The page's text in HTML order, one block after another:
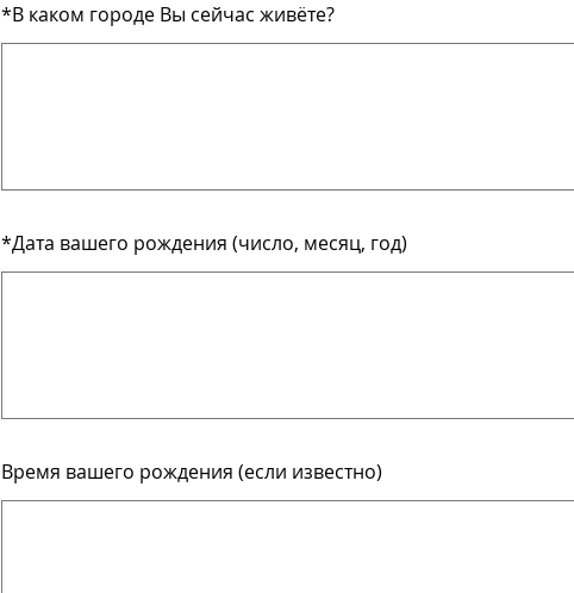
*В каком городе Вы сейчас живёте?
*Дата вашего рождения (число, месяц, год)
Время вашего рождения (если известно)